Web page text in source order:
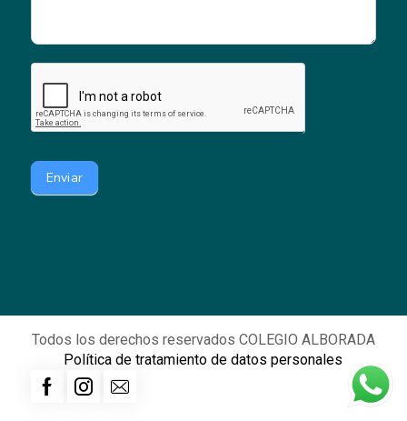
Enviar
Todos los derechos reservados COLEGIO ALBORADA
Política de tratamiento de datos personales